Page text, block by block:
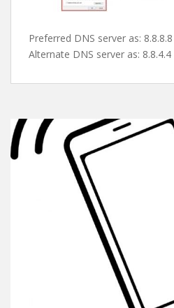
Preferred DNS server as: 8.8.8.8
Alternate DNS server as: 8.8.4.4